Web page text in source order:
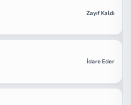
Zayıf Kaldı
İdare Eder